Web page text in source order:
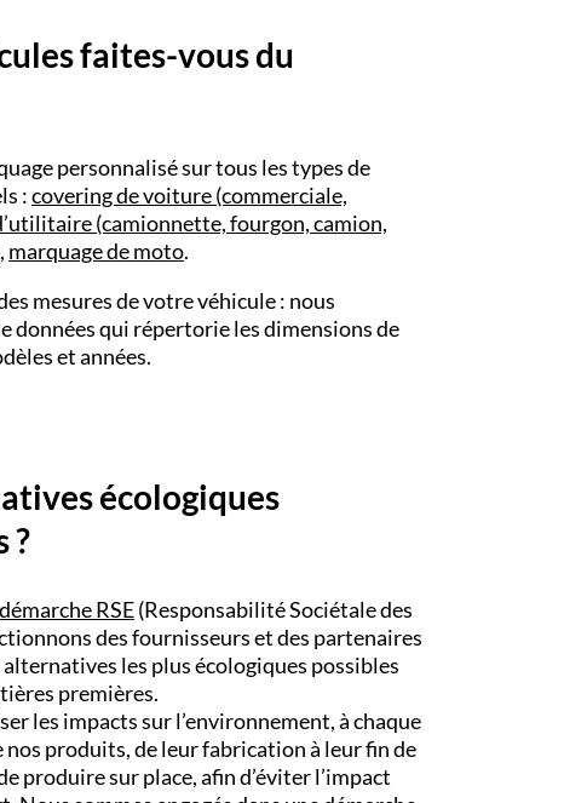
faites-vous du
personnalisé sur tous les types de
:covering de voiture (commerciale,
(camionnette, fourgon, camion,
, marquage de moto.
mesures de votre véhicule : nous
données qui répertorie les dimensions de
et années.
écologiques
?
démarche RSE(Responsabilité Sociétale des
des fournisseurs et des partenaires
les plus écologiques possibles
premières.
les impacts sur l’environnement, à chaque
nos produits, de leur fabrication à leur fin de
produire sur place, afin d’éviter l’impact